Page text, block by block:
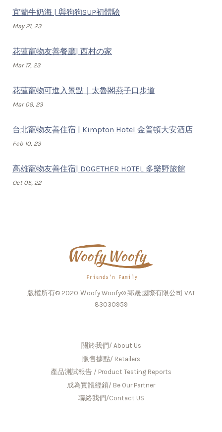
宜蘭牛奶海 | 與狗狗SUP初體驗
May 21, 23
花蓮寵物友善餐廳| 西村の家
Mar 17, 23
花蓮寵物可進入景點｜太魯閣燕子口步道
Mar 09, 23
台北寵物友善住宿 | Kimpton Hotel 金普頓大安酒店
Feb 10, 23
高雄寵物友善住宿| DOGETHER HOTEL 多樂野旅館
Oct 05, 22
版權所有© 2020 Ｗoofy Woofy® 郅晟國際有限公司 VAT
83030959
關於我們/ About Us
販售據點/ Retailers
產品測試報告 / Product Testing Reports
成為實體經銷/ Be Our Partner
聯絡我們/Contact US